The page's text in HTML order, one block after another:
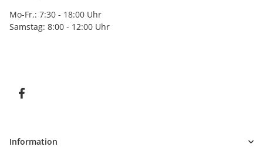
Mo-Fr.: 7:30 - 18:00 Uhr
Samstag: 8:00 - 12:00 Uhr
Information